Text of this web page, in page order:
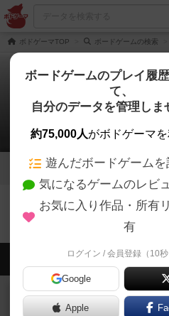
ボドゲーマTOP ボードゲームの検索
レロレ
0件のルール/
2 4
レロレロ酒場
会員の新
レビュー ゴットフ
運要素があ
ボードゲームのプレイ履
て、
自分のデータを管理しま
約75,000人がボドゲーマを
遊んだボードゲームを
気になるゲームのレビ
お気に入り作品・所有
有
ログイン / 会員登録（10秒
Google
Apple